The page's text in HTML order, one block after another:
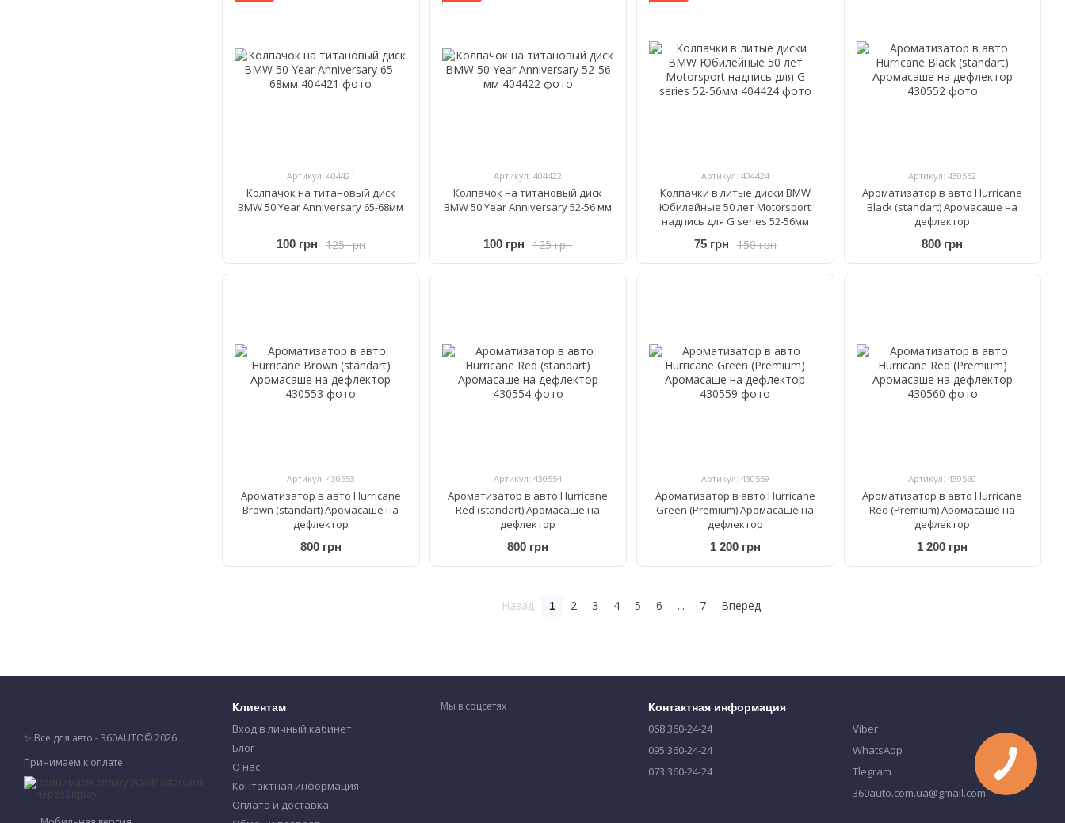
Артикул: 404421
Колпачок на титановый диск
BMW 50 Year Anniversary 65-68мм
125 грн
100 грн
Артикул: 404422
Колпачок на титановый диск
BMW 50 Year Anniversary 52-56 мм
125 грн
100 грн
Артикул: 404424
Колпачки в литые диски BMW
Юбилейные 50 лет Motorsport
надпись для G series 52-56мм
150 грн
75 грн
Артикул: 430552
Ароматизатор в авто Hurricane
Black (standart) Аромасаше на
дефлектор
800 грн
Артикул: 430553
Ароматизатор в авто Hurricane
Brown (standart) Аромасаше на
дефлектор
800 грн
Артикул: 430554
Ароматизатор в авто Hurricane
Red (standart) Аромасаше на
дефлектор
800 грн
Артикул: 430559
Ароматизатор в авто Hurricane
Green (Premium) Аромасаше на
дефлектор
1 200 грн
Артикул: 430560
Ароматизатор в авто Hurricane
Red (Premium) Аромасаше на
дефлектор
1 200 грн
Назад 1 2 3 4 5 6 ... 7 Вперед
✨ Все для авто - 360AUTO© 2026
Принимаем к оплате
Клиентам
Вход в личный кабинет
Блог
О нас
Контактная информация
Оплата и доставка
Мы в соцсетях Контактная информация
068 360-24-24
095 360-24-24
073 360-24-24
Viber
WhatsApp
Tlegram
360auto.com.ua@gmail.com